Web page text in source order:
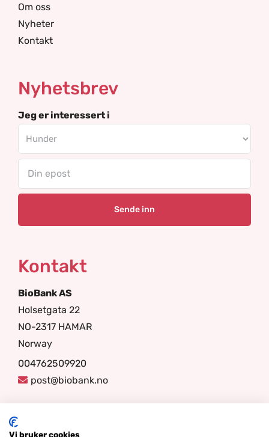
Om oss
Nyheter
Kontakt
Nyhetsbrev
Jeg er interessert i
Kontakt
BioBank AS
Holsetgata 22
NO-2317 HAMAR
Norway
004762509920
post@biobank.no
Følg oss
Vi bruker cookies